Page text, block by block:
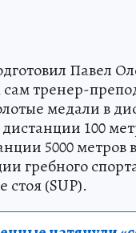
Павел
тренер-
медали в
100
5000 метров
гребного
стоя (SUP).